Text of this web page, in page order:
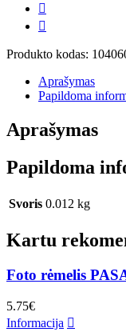
Produkto kodas:
Aprašymas
Papildoma
Aprašymas
Papildoma
Svoris 0.012 kg
Kartu
Foto rėmelis
5.75€
Informacija